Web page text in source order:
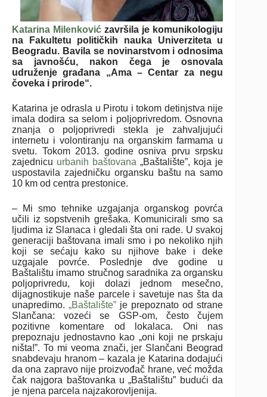
Katarina Milenković završila je komunikologiju
na Fakultetu političkih nauka Univerziteta u
Beogradu. Bavila se novinarstvom i odnosima
sa javnošću, nakon čega je osnovala
udruženje građana „Ama – Centar za negu
čoveka i prirode“.
Katarina je odrasla u Pirotu i tokom detinjstva nije
imala dodira sa selom i poljoprivredom. Osnovna
znanja o poljoprivredi stekla je zahvaljujući
internetu i volontiranju na organskim farmama u
svetu. Tokom 2013. godine osniva prvu srpsku
zajednicu urbanih baštovana „Baštalište”, koja je
uspostavila zajedničku organsku baštu na samo
10 km od centra prestonice.
– Mi smo tehnike uzgajanja organskog povrća
učili iz sopstvenih grešaka. Komunicirali smo sa
ljudima iz Slanaca i gledali šta oni rade. U svakoj
generaciji baštovana imali smo i po nekoliko njih
koji se sećaju kako su njihove bake i deke
uzgajale povrće. Poslednje dve godine u
Baštalištu imamo stručnog saradnika za organsku
poljoprivredu, koji dolazi jednom mesečno,
dijagnostikuje naše parcele i savetuje nas šta da
unapredimo.„Baštalište” je prepoznato od strane
Slančana: vozeći se GSP-om, često čujem
pozitivne komentare od lokalaca. Oni nas
prepoznaju jednostavno kao „oni koji ne prskaju
ništa!”. To mi veoma znači, jer Slančani Beograd
snabdevaju hranom – kazala je Katarina dodajući
da ona zapravo nije proizvođač hrane, već možda
čak najgora baštovanka u „Baštalištu” budući da
je njena parcela najzakorovljenija.